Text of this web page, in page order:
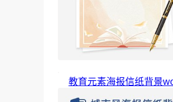
教育元素海报信纸背景